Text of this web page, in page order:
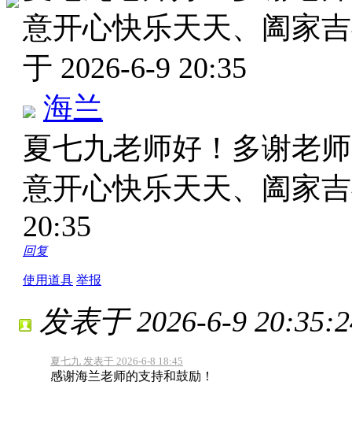
意开心快乐天天、阖家
于 2026-6-9 20:35
海兰
夏七九老师好！多谢老
意开心快乐天天、阖家
20:35
回复
使用道具 举报
发表于 2026-6-9
夏七九 发表于 2026-6-8 18:45
感谢海兰老师的支持和鼓励！